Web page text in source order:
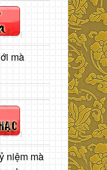
mà
niệm mà